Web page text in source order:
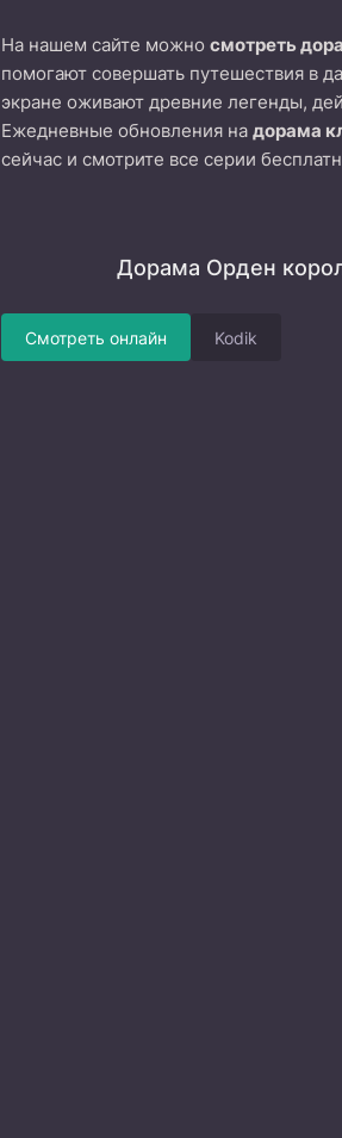
На нашем сайте можно смотреть
помогают совершать путешествия в
экране оживают древние легенды,
Ежедневные обновления на дорама
сейчас и смотрите все серии
Дорама Орден
Смотреть онлайн Kodik